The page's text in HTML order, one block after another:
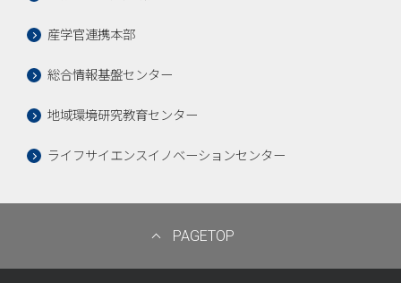
産学官連携本部
総合情報基盤センター
地域環境研究教育センター
ライフサイエンスイノベーションセンター
PAGETOP